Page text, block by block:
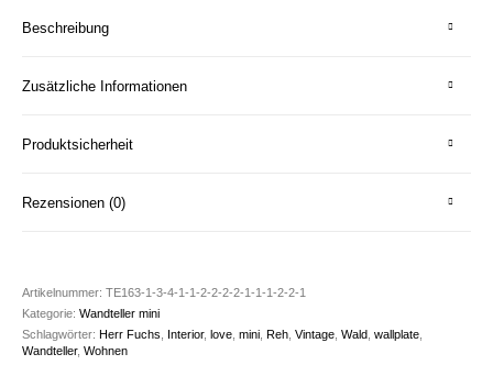
Beschreibung
Zusätzliche Informationen
Produktsicherheit
Rezensionen (0)
Artikelnummer:TE163-1-3-4-1-1-2-2-2-2-1-1-1-2-2-1
Kategorie:Wandteller mini
Schlagwörter:Herr Fuchs Interior,love ,mini ,Reh ,Vintage ,Wald ,wallplate
Wandteller,Wohnen